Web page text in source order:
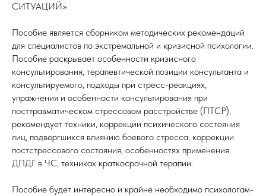
СИТУАЦИЙ».
Пособие является сборником методических рекомендаций
для специалистов по экстремальной и кризисной психологии.
Пособие раскрывает особенности кризисного
консультирования, терапевтической позиции консультанта и
консультируемого, подходы при стресс-реакциях,
упражнения и особенности консультирования при
посттравматическом стрессовом расстройстве (ПТСР),
рекомендует техники, коррекции психического состояния
лиц, подвергшихся влиянию боевого стресса, коррекции
постстрессового состояния, особенностях применения
ДПДГ в ЧС, техниках краткосрочной терапии.
Пособие будет интересно и крайне необходимо психологам-